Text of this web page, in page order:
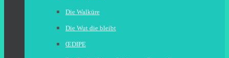
Die Walküre
Die Wut die bleibt
ŒDIPE